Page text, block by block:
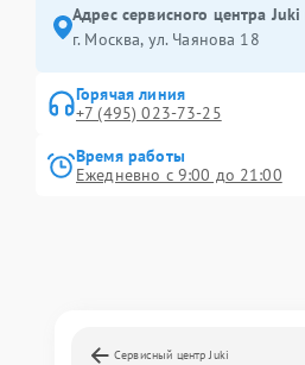
Адрес сервисного центра
г. Москва, ул. Чаянова 18
Горячая линия
+7 (495) 023-73-25
Время работы
Ежедневно с 9:00 до 21:00
Сервисный центр Juki